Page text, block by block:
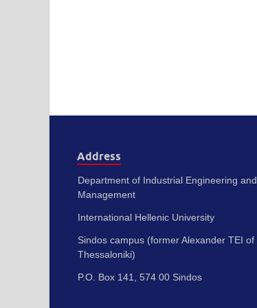
Address
Department of Industrial Engineering and
Management
International Hellenic University
Sindos campus (former Alexander TEI of
Thessaloniki)
P.O. Box 141, 574 00 Sindos